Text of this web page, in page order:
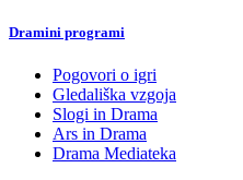
Dramini programi
Pogovori o igri
Gledališka vzgoja
Slogi in Drama
Ars in Drama
Drama Mediateka